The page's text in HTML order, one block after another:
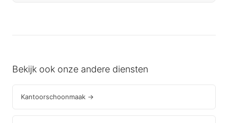
Bekijk ook onze andere diensten
Kantoorschoonmaak →